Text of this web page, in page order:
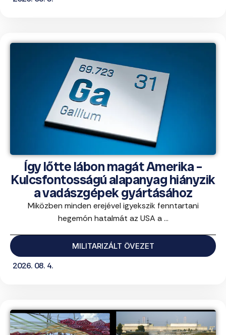
Így lőtte lábon magát Amerika –
Kulcsfontosságú alapanyag hiányzik
a vadászgépek gyártásához
Miközben minden erejével igyekszik fenntartani
hegemón hatalmát az USA a ...
MILITARIZÁLT ÖVEZET
2026. 08. 4.